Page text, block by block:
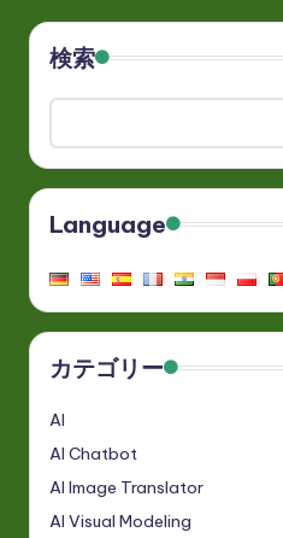
検索
Language
カテゴリー
AI
AI Chatbot
AI Image Translator
AI Visual Modeling